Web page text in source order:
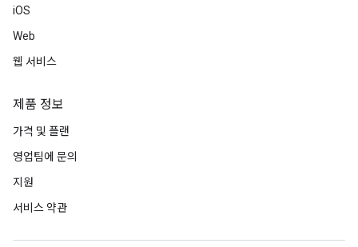
iOS
Web
웹 서비스
제품 정보
가격 및 플랜
영업팀에 문의
지원
서비스 약관